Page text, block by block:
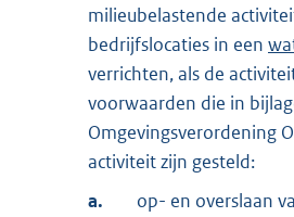
milieubelastende
bedrijfslocaties in een
verrichten, als de
voorwaarden die in
Omgevingsverordening
activiteit zijn gesteld:
a.
op- en overslaan